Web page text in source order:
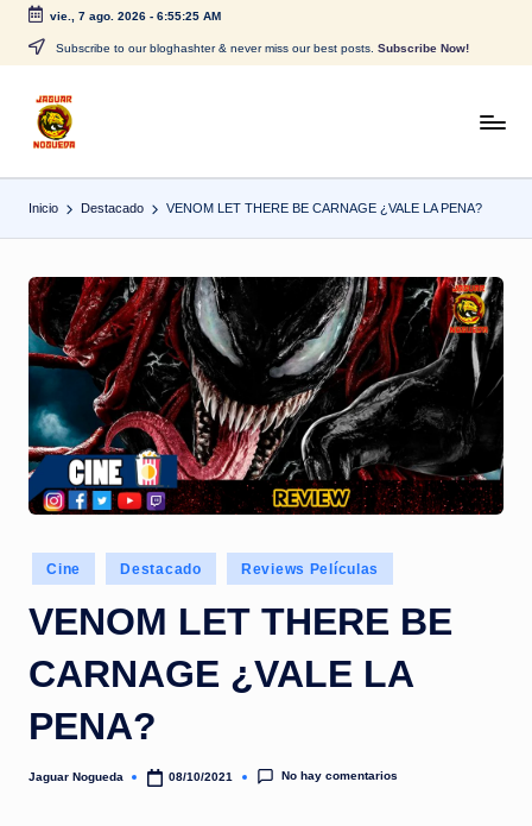
Saltar
contenido
vie., 7 ago. 2026- 6:55:25 AM
Subscribe to our bloghashter & never miss our best posts. Subscribe Now!
J
a
g
a
r
N
o
g
u
a
CONTENIDO
Inicio Destacado VENOM LET THERE BE CARNAGE ¿VALE LA PENA?
Publicado
en
Cine Destacado Reviews Películas
VENOM LET THERE BE
CARNAGE ¿VALE LA
PENA?
Publicado
Jaguar Nogueda 08/10/2021 No hay comentarios